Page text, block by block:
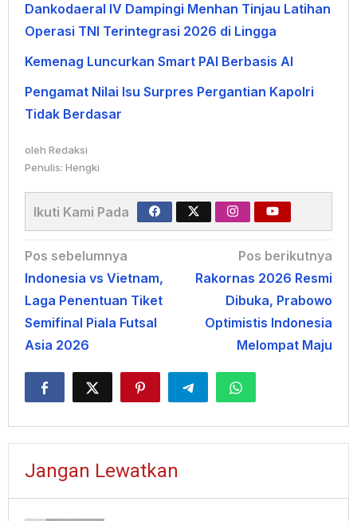
Dankodaeral IV Dampingi Menhan Tinjau Latihan
Operasi TNI Terintegrasi 2026 di Lingga
Kemenag Luncurkan Smart PAI Berbasis AI
Pengamat Nilai Isu Surpres Pergantian Kapolri
Tidak Berdasar
oleh Redaksi
Penulis: Hengki
Ikuti Kami Pada
Navigasi
pos
Pos sebelumnya
Indonesia vs Vietnam,
Laga Penentuan Tiket
Semifinal Piala Futsal
Asia 2026
Pos berikutnya
Rakornas 2026 Resmi
Dibuka, Prabowo
Optimistis Indonesia
Melompat Maju
Jangan Lewatkan